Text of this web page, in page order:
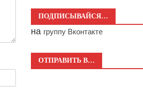
ПОДПИСЫВАЙСЯ…
на группу Вконтакте
ОТПРАВИТЬ В…